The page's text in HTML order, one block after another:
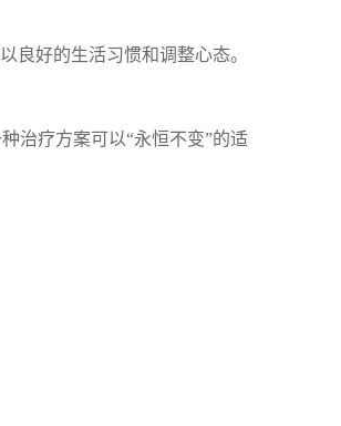
良好的生活习惯和调整心态。
治疗方案可以“永恒不变”的适